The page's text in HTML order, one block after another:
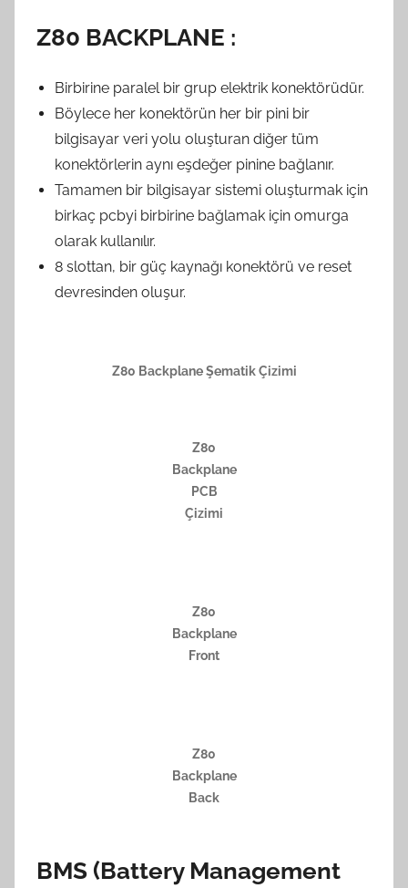
Z80 BACKPLANE :
Birbirine paralel bir grup elektrik konektörüdür.
Böylece her konektörün her bir pini bir
bilgisayar veri yolu oluşturan diğer tüm
konektörlerin aynı eşdeğer pinine bağlanır.
Tamamen bir bilgisayar sistemi oluşturmak için
birkaç pcbyi birbirine bağlamak için omurga
olarak kullanılır.
8 slottan, bir güç kaynağı konektörü ve reset
devresinden oluşur.
Z80 Backplane Şematik Çizimi
Z80
Backplane
PCB
Çizimi
Z80
Backplane
Front
Z80
Backplane
Back
BMS (Battery Management